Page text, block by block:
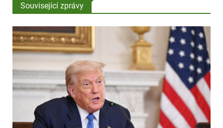
Související zprávy